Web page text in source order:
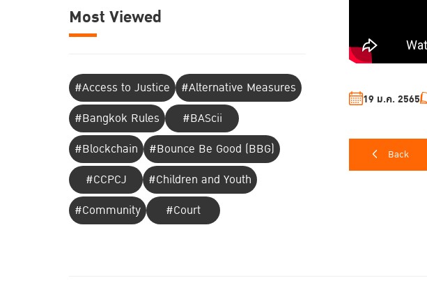
19 ม.ค. 2565
Back
Most Viewed
#Access to Justice
#Alternative Measures
#Bangkok Rules
#BAScii
#Blockchain
#Bounce Be Good (BBG)
#CCPCJ
#Children and Youth
#Community
#Court